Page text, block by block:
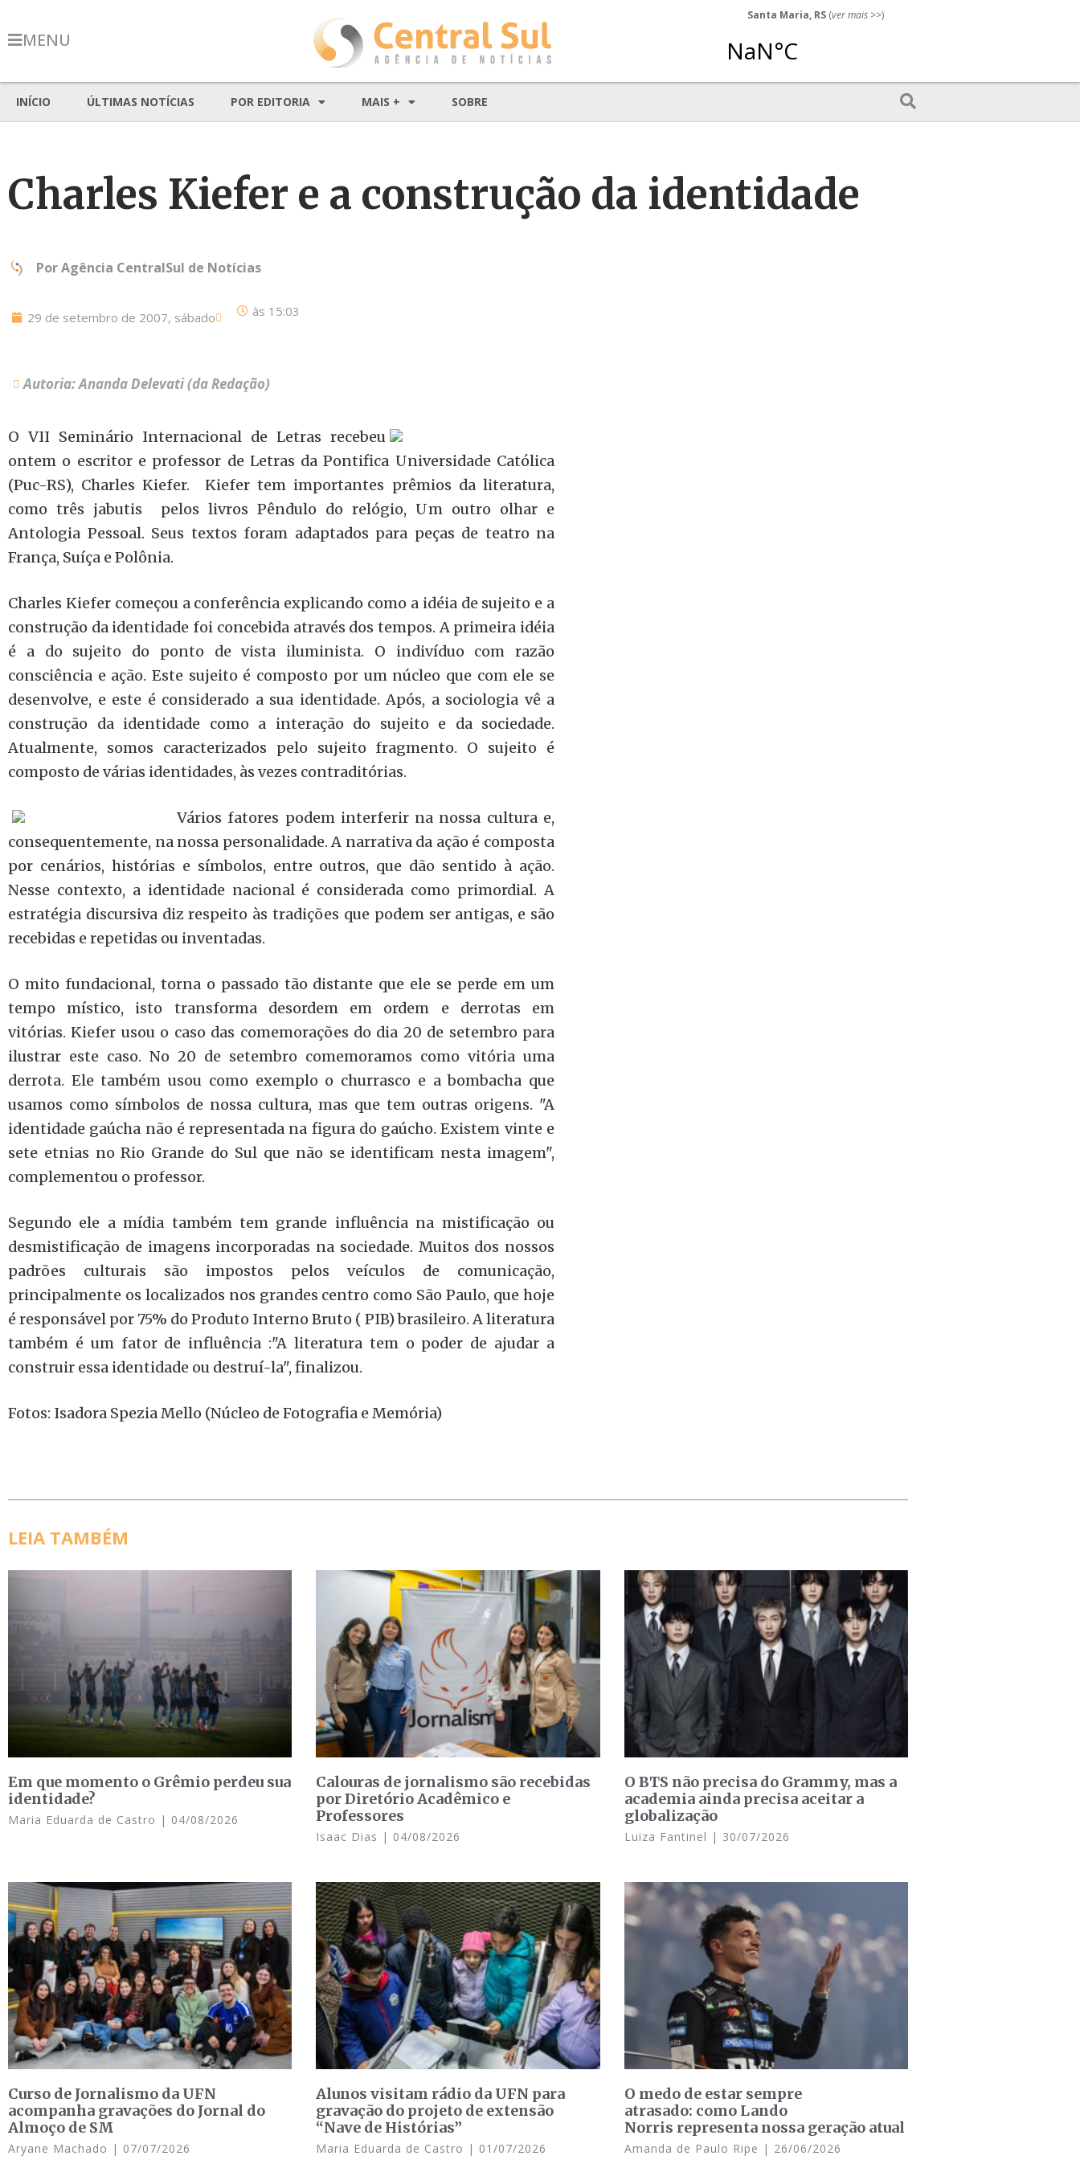
MENU
Santa Maria, RS (ver mais >>)
INÍCIO ÚLTIMAS NOTÍCIAS POR EDITORIA MAIS + SOBRE
Charles Kiefer e a construção da identidade
PorAgência CentralSul de Notícias
29 de setembro de 2007, sábado às 15:03
Autoria: Ananda Delevati (da Redação)
O VII Seminário Internacional de Letras recebeu
ontem o escritor e professor de Letras da Pontifica Universidade Católica
(Puc-RS), Charles Kiefer. Kiefer tem importantes prêmios da literatura,
como três jabutis pelos livros Pêndulo do relógio, Um outro olhar e
Antologia Pessoal. Seus textos foram adaptados para peças de teatro na
França, Suíça e Polônia.
Charles Kiefer começou a conferência explicando como a idéia de sujeito e a
construção da identidade foi concebida através dos tempos. A primeira idéia
é a do sujeito do ponto de vista iluminista. O indivíduo com razão
consciência e ação. Este sujeito é composto por um núcleo que com ele se
desenvolve, e este é considerado a sua identidade. Após, a sociologia vê a
construção da identidade como a interação do sujeito e da sociedade.
Atualmente, somos caracterizados pelo sujeito fragmento. O sujeito é
composto de várias identidades, às vezes contraditórias.
Vários fatores podem interferir na nossa cultura e,
consequentemente, na nossa personalidade. A narrativa da ação é composta
por cenários, histórias e símbolos, entre outros, que dão sentido à ação.
Nesse contexto, a identidade nacional é considerada como primordial. A
estratégia discursiva diz respeito às tradições que podem ser antigas, e são
recebidas e repetidas ou inventadas.
O mito fundacional, torna o passado tão distante que ele se perde em um
tempo místico, isto transforma desordem em ordem e derrotas em
vitórias. Kiefer usou o caso das comemorações do dia 20 de setembro para
ilustrar este caso. No 20 de setembro comemoramos como vitória uma
derrota. Ele também usou como exemplo o churrasco e a bombacha que
usamos como símbolos de nossa cultura, mas que tem outras origens. "A
identidade gaúcha não é representada na figura do gaúcho. Existem vinte e
sete etnias no Rio Grande do Sul que não se identificam nesta imagem",
complementou o professor.
Segundo ele a mídia também tem grande influência na mistificação ou
desmistificação de imagens incorporadas na sociedade. Muitos dos nossos
padrões culturais são impostos pelos veículos de comunicação,
principalmente os localizados nos grandes centro como São Paulo, que hoje
é responsável por 75% do Produto Interno Bruto ( PIB) brasileiro. A literatura
também é um fator de influência :"A literatura tem o poder de ajudar a
construir essa identidade ou destruí-la", finalizou.
Fotos: Isadora Spezia Mello (Núcleo de Fotografia e Memória)
LEIA TAMBÉM
Em que momento o Grêmio perdeu sua
identidade?
Maria Eduarda de Castro 04/08/2026
Calouras de jornalismo são recebidas
por Diretório Acadêmico e
Professores
Isaac Dias 04/08/2026
O BTS não precisa do Grammy, mas a
academia ainda precisa aceitar a
globalização
Luiza Fantinel 30/07/2026
Curso de Jornalismo da UFN
acompanha gravações do Jornal do
Almoço de SM
Aryane Machado 07/07/2026
Alunos visitam rádio da UFN para
gravação do projeto de extensão
“Nave de Histórias”
Maria Eduarda de Castro 01/07/2026
O medo de estar sempre
atrasado: como Lando
Norris representa nossa geração atual
Amanda de Paulo Ripe 26/06/2026